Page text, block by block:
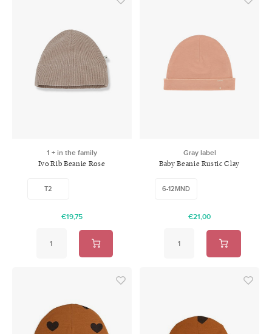
1 + in the family
Ivo Rib Beanie Rose
T2
€19,75
Gray label
Baby Beanie Rustic Clay
6-12MND
€21,00